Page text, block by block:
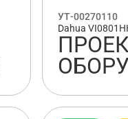
УТ-00270110
Dahua